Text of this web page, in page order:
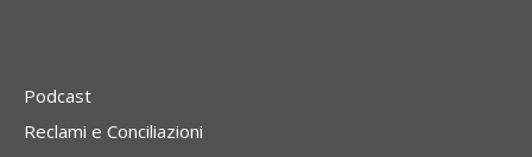
Podcast
Reclami e Conciliazioni